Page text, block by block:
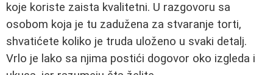
koje koriste zaista kvalitetni. U razgovoru sa
osobom koja je tu zadužena za stvaranje torti,
shvatićete koliko je truda uloženo u svaki detalj.
Vrlo je lako sa njima postići dogovor oko izgleda i